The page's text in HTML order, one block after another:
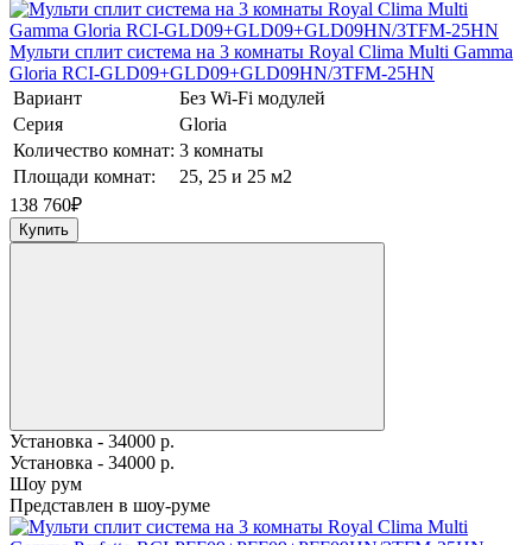
Мульти сплит система на 3 комнаты Royal Clima Multi Gamma
Gloria RCI-GLD09+GLD09+GLD09HN/3TFM-25HN
Вариант
Без Wi-Fi модулей
Серия
Gloria
Количество комнат: 3 комнаты
Площади комнат:
25, 25 и 25 м2
138 760₽
Купить
Установка - 34000 р.
Установка - 34000 р.
Шоу рум
Представлен в шоу-руме